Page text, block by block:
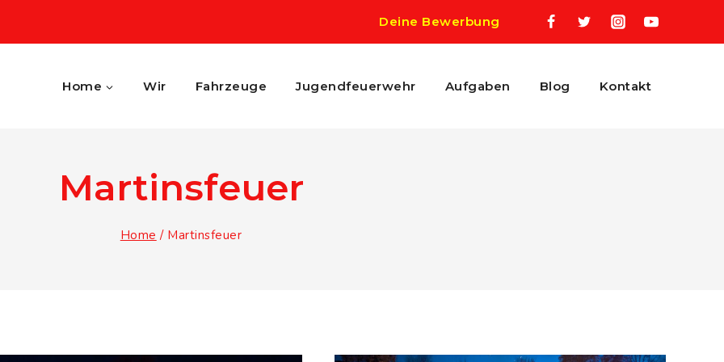
Deine Bewerbung
Home Wir Fahrzeuge Jugendfeuerwehr Aufgaben Blog Kontakt
Martinsfeuer
Home / Martinsfeuer